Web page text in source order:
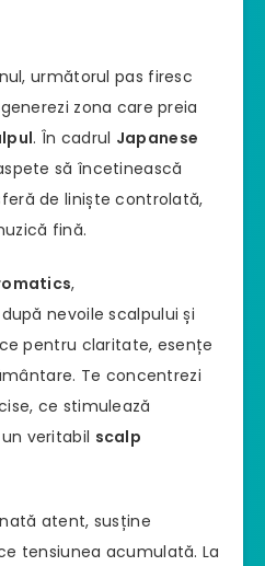
următorul pas firesc
zona care preia
. În cadrul Japanese
să încetinească
de liniște controlată,
fină.
,
nevoile scalpului și
pentru claritate, esențe
Te concentrezi
ce stimulează
veritabil scalp
atent, susține
tensiunea acumulată. La